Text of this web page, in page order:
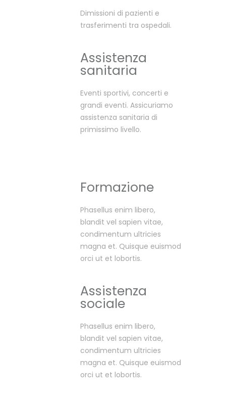
Dimissioni di pazienti e
trasferimenti tra ospedali.
Assistenza
sanitaria
Eventi sportivi, concerti e
grandi eventi. Assicuriamo
assistenza sanitaria di
primissimo livello.
Formazione
Phasellus enim libero,
blandit vel sapien vitae,
condimentum ultricies
magna et. Quisque euismod
orci ut et lobortis.
Assistenza
sociale
Phasellus enim libero,
blandit vel sapien vitae,
condimentum ultricies
magna et. Quisque euismod
orci ut et lobortis.